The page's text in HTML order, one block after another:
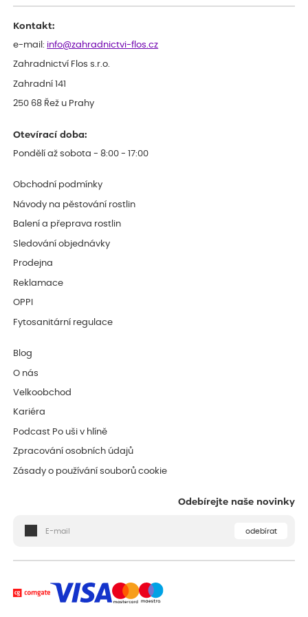
Kontakt:
e-mail: info@zahradnictvi-flos.cz
Zahradnictví Flos s.r.o.
Zahradní 141
250 68 Řež u Prahy
Otevírací doba:
Pondělí až sobota - 8:00 - 17:00
Obchodní podmínky
Návody na pěstování rostlin
Balení a přeprava rostlin
Sledování objednávky
Prodejna
Reklamace
OPPI
Fytosanitární regulace
Blog
O nás
Velkoobchod
Kariéra
Podcast Po uši v hlíně
Zpracování osobních údajů
Zásady o používání souborů cookie
Odebírejte naše novinky
odebírat